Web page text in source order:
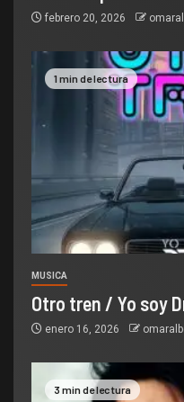
febrero 20, 2026
1 min de lectura
MUSICA
Otro tren / Yo soy
enero 16, 2026
3 min de lectura